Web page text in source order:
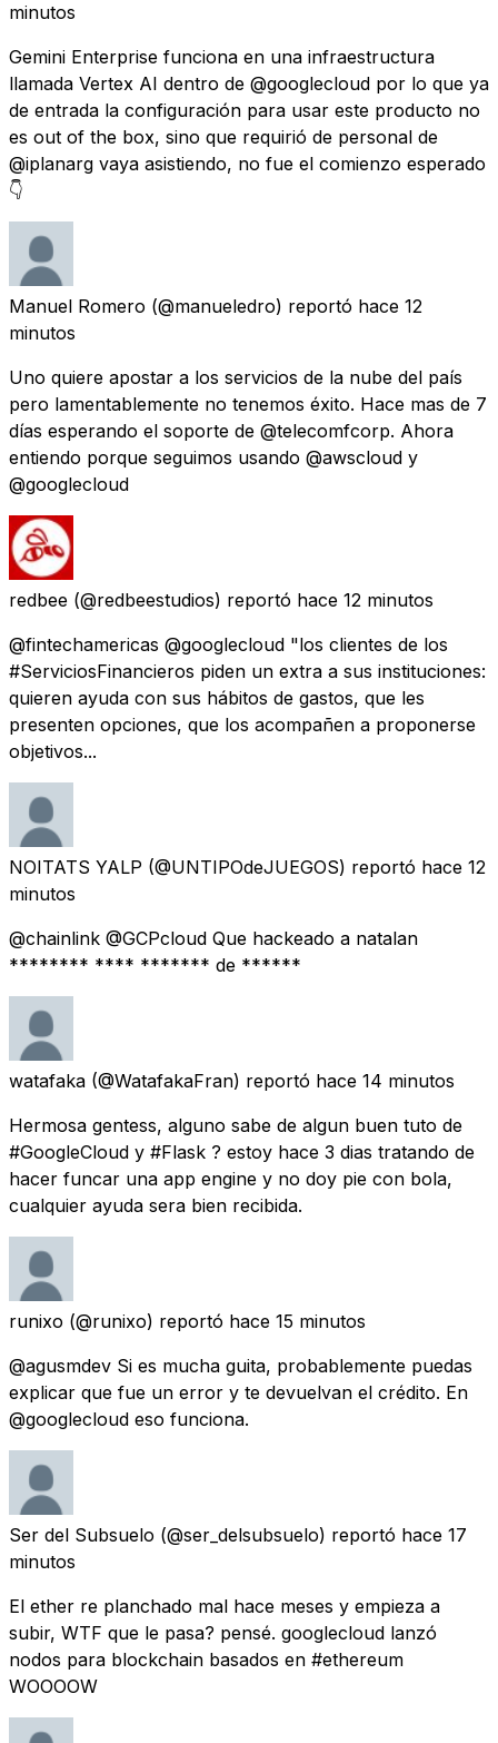
minutos
Gemini Enterprise funciona en una infraestructura
llamada Vertex AI dentro de @googlecloud por lo que ya
de entrada la configuración para usar este producto no
es out of the box, sino que requirió de personal de
@iplanarg vaya asistiendo, no fue el comienzo esperado
👇
Manuel Romero (@manueledro) reportó hace 12
minutos
Uno quiere apostar a los servicios de la nube del país
pero lamentablemente no tenemos éxito. Hace mas de 7
días esperando el soporte de @telecomfcorp. Ahora
entiendo porque seguimos usando @awscloud y
@googlecloud
redbee (@redbeestudios) reportó hace 12 minutos
@fintechamericas @googlecloud "los clientes de los
#ServiciosFinancieros piden un extra a sus instituciones:
quieren ayuda con sus hábitos de gastos, que les
presenten opciones, que los acompañen a proponerse
objetivos...
NOITATS YALP (@UNTIPOdeJUEGOS) reportó hace 12
minutos
@chainlink @GCPcloud Que hackeado a natalan
******** **** ******* de ******
watafaka (@WatafakaFran) reportó hace 14 minutos
Hermosa gentess, alguno sabe de algun buen tuto de
#GoogleCloud y #Flask ? estoy hace 3 dias tratando de
hacer funcar una app engine y no doy pie con bola,
cualquier ayuda sera bien recibida.
runixo (@runixo) reportó hace 15 minutos
@agusmdev Si es mucha guita, probablemente puedas
explicar que fue un error y te devuelvan el crédito. En
@googlecloud eso funciona.
Ser del Subsuelo (@ser_delsubsuelo) reportó hace 17
minutos
El ether re planchado mal hace meses y empieza a
subir, WTF que le pasa? pensé. googlecloud lanzó
nodos para blockchain basados en #ethereum
WOOOOW